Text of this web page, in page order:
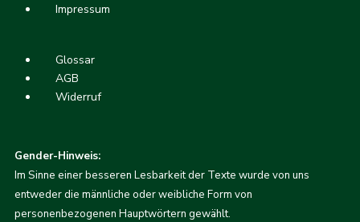
Impressum
Glossar
AGB
Widerruf
Gender-Hinweis:
Im Sinne einer besseren Lesbarkeit der Texte wurde von uns
entweder die männliche oder weibliche Form von
personenbezogenen Hauptwörtern gewählt.